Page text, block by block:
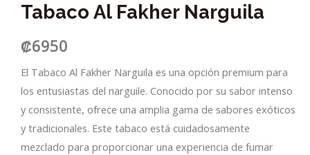
Tabaco Al Fakher Narguila
₡6950
El Tabaco Al Fakher Narguila es una opción premium para
los entusiastas del narguile. Conocido por su sabor intenso
y consistente, ofrece una amplia gama de sabores exóticos
y tradicionales. Este tabaco está cuidadosamente
mezclado para proporcionar una experiencia de fumar